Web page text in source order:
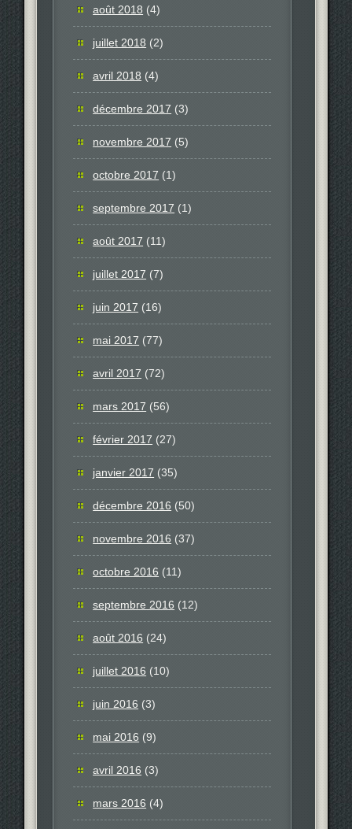
août 2018 (4)
juillet 2018 (2)
avril 2018 (4)
décembre 2017 (3)
novembre 2017 (5)
octobre 2017 (1)
septembre 2017 (1)
août 2017 (11)
juillet 2017 (7)
juin 2017 (16)
mai 2017 (77)
avril 2017 (72)
mars 2017 (56)
février 2017 (27)
janvier 2017 (35)
décembre 2016 (50)
novembre 2016 (37)
octobre 2016 (11)
septembre 2016 (12)
août 2016 (24)
juillet 2016 (10)
juin 2016 (3)
mai 2016 (9)
avril 2016 (3)
mars 2016 (4)